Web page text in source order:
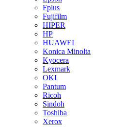
Fplus
Fujifilm
HIPER
HP
HUAWEI
Konica Minolta
Kyocera
Lexmark
OKI
Pantum
Ricoh
Sindoh
Toshiba
Xerox